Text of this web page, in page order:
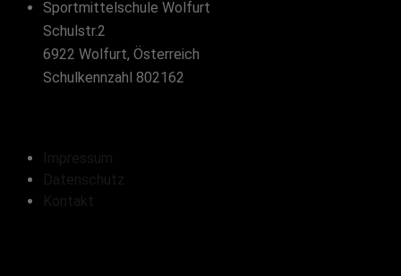
Sportmittelschule Wolfurt
Schulstr.2
6922 Wolfurt, Österreich
Schulkennzahl 802162
Impressum
Datenschutz
Kontakt